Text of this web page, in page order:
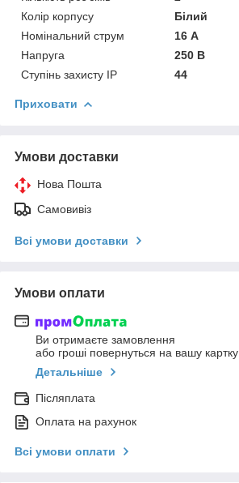
Колір корпусу
Білий
Номінальний струм
16 А
Напруга
250 В
Ступінь захисту IP
44
Приховати
Умови доставки
Нова Пошта
Самовивіз
Всі умови доставки
Умови оплати
Ви отримаєте замовлення
або гроші повернуться на вашу картку
Детальніше
Післяплата
Оплата на рахунок
Всі умови оплати